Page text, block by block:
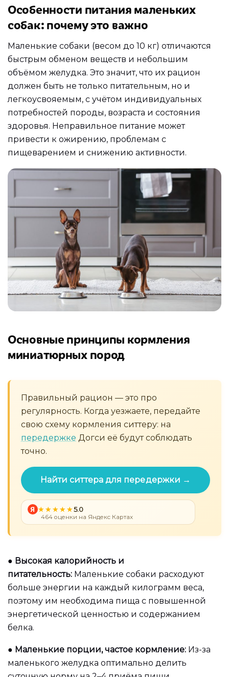
Особенности питания маленьких
собак: почему это важно
Маленькие собаки (весом до 10 кг) отличаются
быстрым обменом веществ и небольшим
объёмом желудка. Это значит, что их рацион
должен быть не только питательным, но и
легкоусвояемым, с учётом индивидуальных
потребностей породы, возраста и состояния
здоровья. Неправильное питание может
привести к ожирению, проблемам с
пищеварением и снижению активности.
Основные принципы кормления
миниатюрных пород
Правильный рацион — это про
регулярность. Когда уезжаете, передайте
свою схему кормления ситтеру: на
передержке Догси её будут соблюдать
точно.
Найти ситтера для передержки →
Я 5.0
464 оценки на Яндекс Картах
● Высокая калорийность и
питательность: Маленькие собаки расходуют
больше энергии на каждый килограмм веса,
поэтому им необходима пища с повышенной
энергетической ценностью и содержанием
белка.
● Маленькие порции, частое кормление: Из-за
маленького желудка оптимально делить